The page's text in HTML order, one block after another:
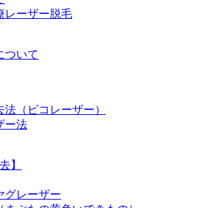
レーザー脱毛
ついて
法（ピコレーザー）
ー法
】
グレーザー